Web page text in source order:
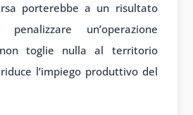
porterebbe a un risultato
un’operazione
toglie nulla al territorio
l’impiego produttivo del